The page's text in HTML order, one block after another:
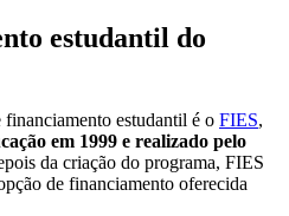
estudantil do
estudantil é o FIES,
em 1999 e realizado pelo
da criação do programa, FIES
de financiamento oferecida